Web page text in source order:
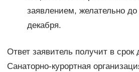
заявлением, желательно до
декабря.
Ответ заявитель получит в срок
Санаторно-курортная